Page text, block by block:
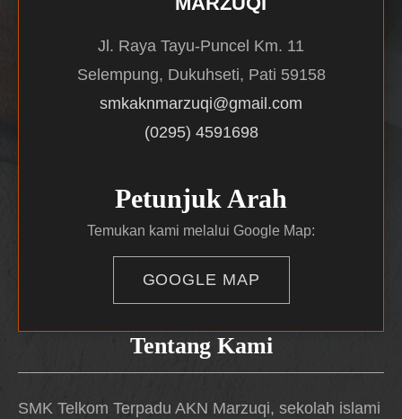
Tentang Kami
SMK Telkom Terpadu AKN Marzuqi, sekolah islami
Jl. Raya Tayu-Puncel Km. 11
Selempung, Dukuhseti, Pati 59158
smkaknmarzuqi@gmail.com
(0295) 4591698
Petunjuk Arah
Temukan kami melalui Google Map:
GOOGLE MAP